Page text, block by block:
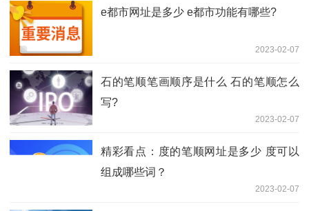
e都市网址是多少 e都市功能有哪些?
2023-02-07
石的笔顺笔画顺序是什么 石的笔顺怎么
写?
2023-02-07
精彩看点：度的笔顺网址是多少 度可以
组成哪些词？
2023-02-07